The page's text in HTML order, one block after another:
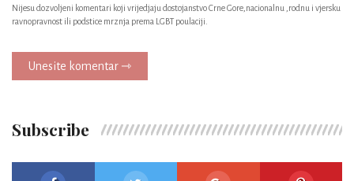
Nijesu dozvoljeni komentari koji vrijedjaju dostojanstvo Crne Gore,nacionalnu ,rodnu i vjersku
ravnopravnost ili podstice mrznja prema LGBT poulaciji.
Unesite komentar ⇾
Subscribe